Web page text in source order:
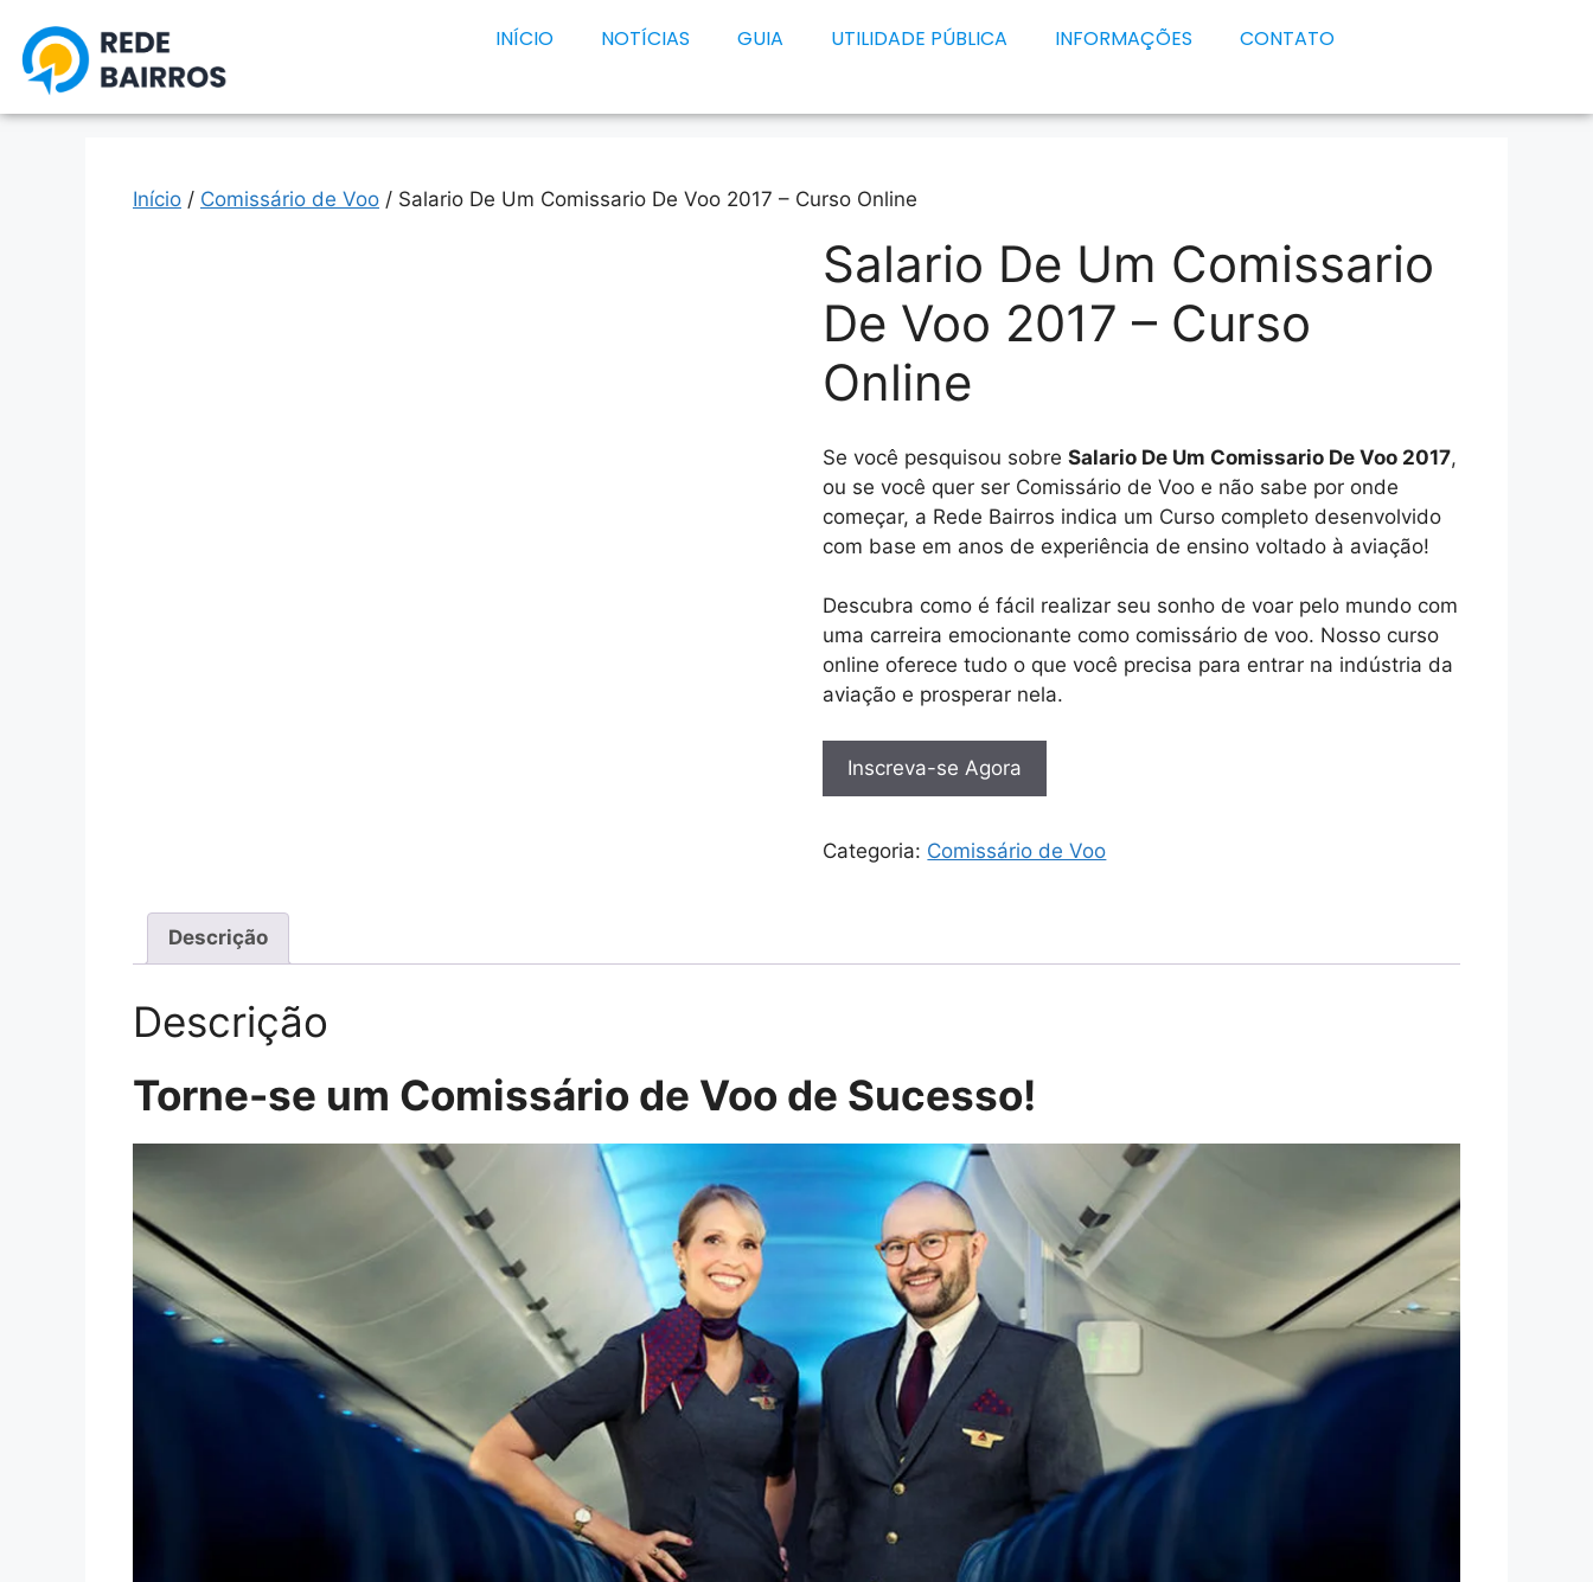
INÍCIO NOTÍCIAS GUIA UTILIDADE PÚBLICA INFORMAÇÕES CONTATO
Início / Comissário de Voo / Salario De Um Comissario De Voo 2017 – Curso Online
Salario De Um Comissario
De Voo 2017 – Curso
Online
Se você pesquisou sobreSalario De Um Comissario De Voo 2017,
ou se você quer ser Comissário de Voo e não sabe por onde
começar, a Rede Bairros indica um Curso completo desenvolvido
com base em anos de experiência de ensino voltado à aviação!
Descubra como é fácil realizar seu sonho de voar pelo mundo com
uma carreira emocionante como comissário de voo. Nosso curso
online oferece tudo o que você precisa para entrar na indústria da
aviação e prosperar nela.
Inscreva-se Agora
Categoria: Comissário de Voo
Descrição
Descrição
Torne-se um Comissário de Voo de Sucesso!